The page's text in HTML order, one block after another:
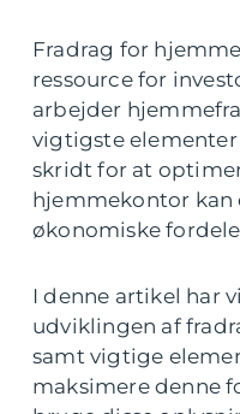
Fradrag for
ressource for
arbejder
vigtigste
skridt for at
hjemmekontor kan
økonomiske
I denne artikel har
udviklingen af
samt vigtige
maksimere denne